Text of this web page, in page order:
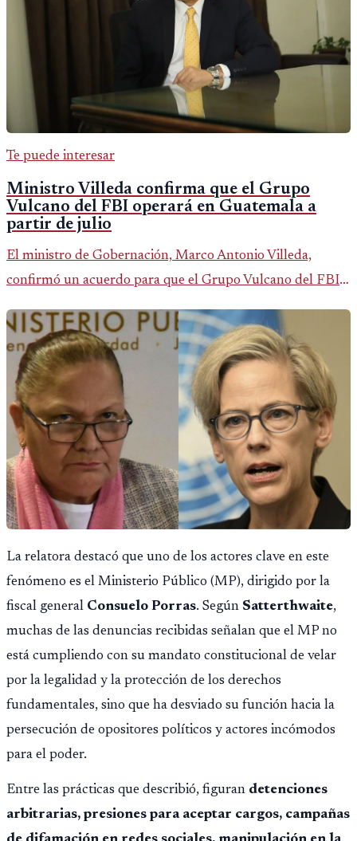
Te puede interesar
Ministro Villeda confirma que el Grupo
Vulcano del FBI operará en Guatemala a
partir de julio
El ministro de Gobernación, Marco Antonio Villeda,
confirmó un acuerdo para que el Grupo Vulcano del FBI
fallido con la administración anterior del Ministerio
Público.
La relatora destacó que uno de los actores clave en este
fenómeno es el Ministerio Público (MP), dirigido por la
fiscal general Consuelo Porras. Según Satterthwaite,
muchas de las denuncias recibidas señalan que el MP no
está cumpliendo con su mandato constitucional de velar
por la legalidad y la protección de los derechos
fundamentales, sino que ha desviado su función hacia la
persecución de opositores políticos y actores incómodos
para el poder.
Entre las prácticas que describió, figuran detenciones
arbitrarias, presiones para aceptar cargos, campañas